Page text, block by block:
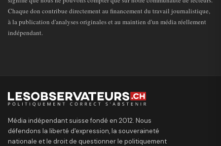
Chaque don contribue directement au financement du travail journalistique,
à la publication d'analyses originales et au maintien d'un média réellement
indépendant.
Média indépendant suisse fondé en 2012. Nous
défendons la liberté d'expression, la souveraineté
nationale et le droit de questionner le politiquement